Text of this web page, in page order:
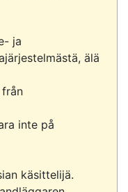
ja
älä
inte på
käsittelijä.